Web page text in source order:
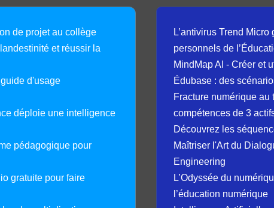
de projet au collège
et réussir la
d'usage
déploie une intelligence
pédagogique pour
gratuite pour faire
L’antivirus Trend
personnels de
MindMap AI - Créer et
Édubase : des
Fracture numérique
compétences de 3
Découvrez les
Maîtriser l'Art du
Engineering
L’Odyssée du
l’éducation numérique